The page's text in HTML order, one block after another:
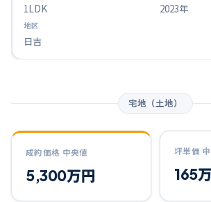
1LDK 2023年
日吉
宅地（土地）
成約価格 中央値
5,300万円
坪単価
165